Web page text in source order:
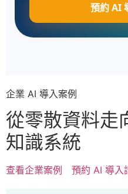
預約 AI
企業 AI 導入案例
從零散資料走
知識系統
查看企業案例 預約 AI 導入